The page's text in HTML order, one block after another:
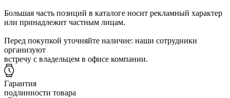
Большая часть позиций в каталоге носит рекламный характер
или принадлежит частным лицам.
Перед покупкой уточняйте наличие: наши сотрудники
организуют
встречу с владельцем в офисе компании.
Гарантия
подлинности товара